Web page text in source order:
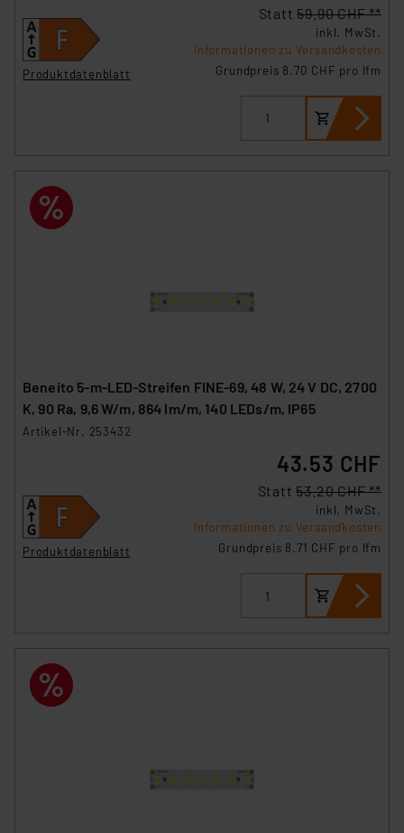
Produktdatenblatt
Statt59.90 CHF **
inkl. MwSt.
Informationen zu Versandkosten
Grundpreis 8.70 CHF pro lfm
Beneito 5-m-LED-Streifen FINE-69, 48 W, 24 V DC, 2700
K, 90 Ra, 9,6 W/m, 864 lm/m, 140 LEDs/m, IP65
Artikel-Nr. 253432
Produktdatenblatt
43.53 CHF
Statt53.20 CHF **
inkl. MwSt.
Informationen zu Versandkosten
Grundpreis 8.71 CHF pro lfm